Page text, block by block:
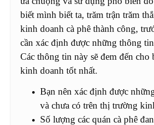
biết mình biết ta, trăm trận trăm
kinh doanh cà phê thành công,
cần xác định được những thông
Các thông tin này sẽ đem đến cho
kinh doanh tốt nhất.
Bạn nên xác định được
và chưa có trên thị trường
Số lượng các quán cà phê